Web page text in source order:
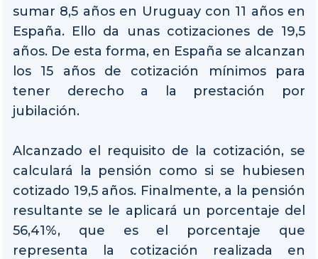
sumar 8,5 años en Uruguay con 11 años en
España. Ello da unas cotizaciones de 19,5
años. De esta forma, en España se alcanzan
los 15 años de cotización mínimos para
tener derecho a la prestación por
jubilación.
Alcanzado el requisito de la cotización, se
calculará la pensión como si se hubiesen
cotizado 19,5 años. Finalmente, a la pensión
resultante se le aplicará un porcentaje del
56,41%, que es el porcentaje que
representa la cotización realizada en